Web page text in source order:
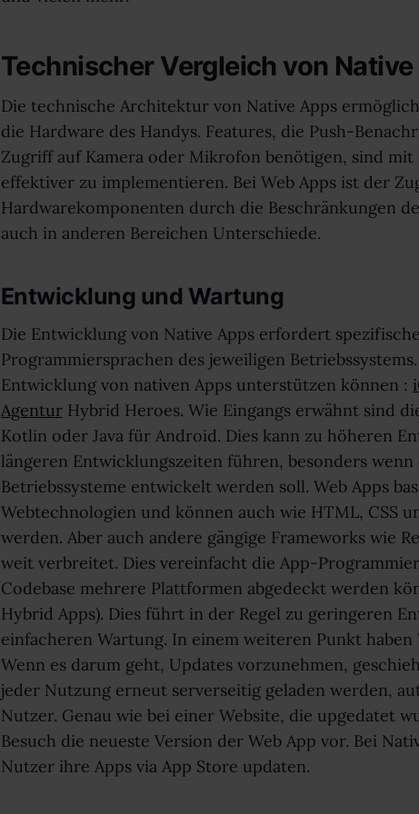
Technischer Vergleich von
Die technische Architektur von Native Apps
die Hardware des Handys. Features, die Push-
Zugriff auf Kamera oder Mikrofon benötigen, sind mit
effektiver zu implementieren. Bei Web Apps ist der
Hardwarekomponenten durch die Beschränkungen
auch in anderen Bereichen Unterschiede.
Entwicklung und Wartung
Die Entwicklung von Native Apps erfordert
Programmiersprachen des jeweiligen
Entwicklung von nativen Apps unterstützen können :
Agentur Hybrid Heroes. Wie Eingangs erwähnt sind
Kotlin oder Java für Android. Dies kann zu höheren
längeren Entwicklungszeiten führen, besonders
Betriebssysteme entwickelt werden soll. Web Apps
Webtechnologien und können auch wie HTML, CSS
werden. Aber auch andere gängige Frameworks wie
weit verbreitet. Dies vereinfacht die App-
Codebase mehrere Plattformen abgedeckt werden
Hybrid Apps). Dies führt in der Regel zu geringeren
einfacheren Wartung. In einem weiteren Punkt haben
Wenn es darum geht, Updates vorzunehmen,
jeder Nutzung erneut serverseitig geladen werden,
Nutzer. Genau wie bei einer Website, die upgedatet
Besuch die neueste Version der Web App vor. Bei
Nutzer ihre Apps via App Store updaten.